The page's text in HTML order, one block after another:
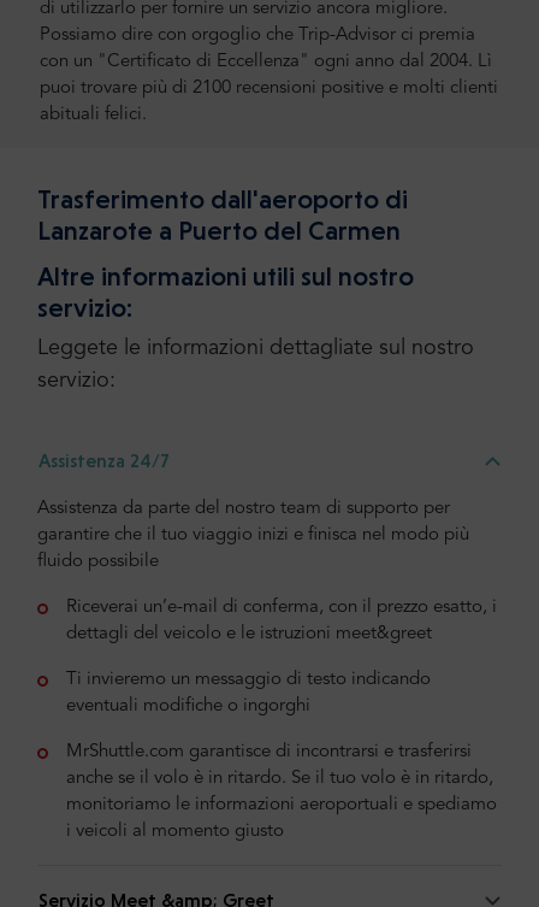
di utilizzarlo per fornire un servizio ancora migliore.
Possiamo dire con orgoglio che Trip-Advisor ci premia
con un "Certificato di Eccellenza" ogni anno dal 2004. Lì
puoi trovare più di 2100 recensioni positive e molti clienti
abituali felici.
Trasferimento dall'aeroporto di
Lanzarote a Puerto del Carmen
Altre informazioni utili sul nostro
servizio:
Leggete le informazioni dettagliate sul nostro
servizio:
Assistenza 24/7
Assistenza da parte del nostro team di supporto per
garantire che il tuo viaggio inizi e finisca nel modo più
fluido possibile
Riceverai un’e-mail di conferma, con il prezzo esatto, i
dettagli del veicolo e le istruzioni meet&greet
Ti invieremo un messaggio di testo indicando
eventuali modifiche o ingorghi
MrShuttle.com garantisce di incontrarsi e trasferirsi
anche se il volo è in ritardo. Se il tuo volo è in ritardo,
monitoriamo le informazioni aeroportuali e spediamo
i veicoli al momento giusto
Servizio Meet &amp; Greet